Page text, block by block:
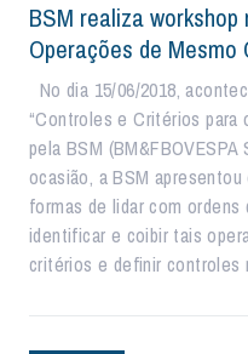
BSM realiza workshop
Operações de
No dia 15/06/2018,
“Controles e Critérios para
pela BSM
ocasião, a BSM
formas de lidar com
identificar e coibir tais
critérios e definir